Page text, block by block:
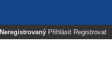
Neregistrovaný Přihlásit Registrovat